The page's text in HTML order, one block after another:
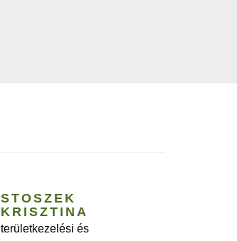
STOSZEK
KRISZTINA
területkezelési és